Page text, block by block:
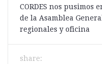
CORDES nos pusimos
de la Asamblea
regionales y oficina
share: